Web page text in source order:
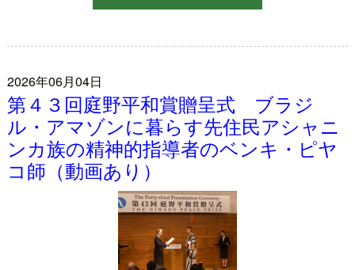
2026年06月04日
第４３回庭野平和賞贈呈式 ブラジ
ル・アマゾンに暮らす先住民アシャニ
ンカ族の精神的指導者のベンキ・ピヤ
コ師（動画あり）